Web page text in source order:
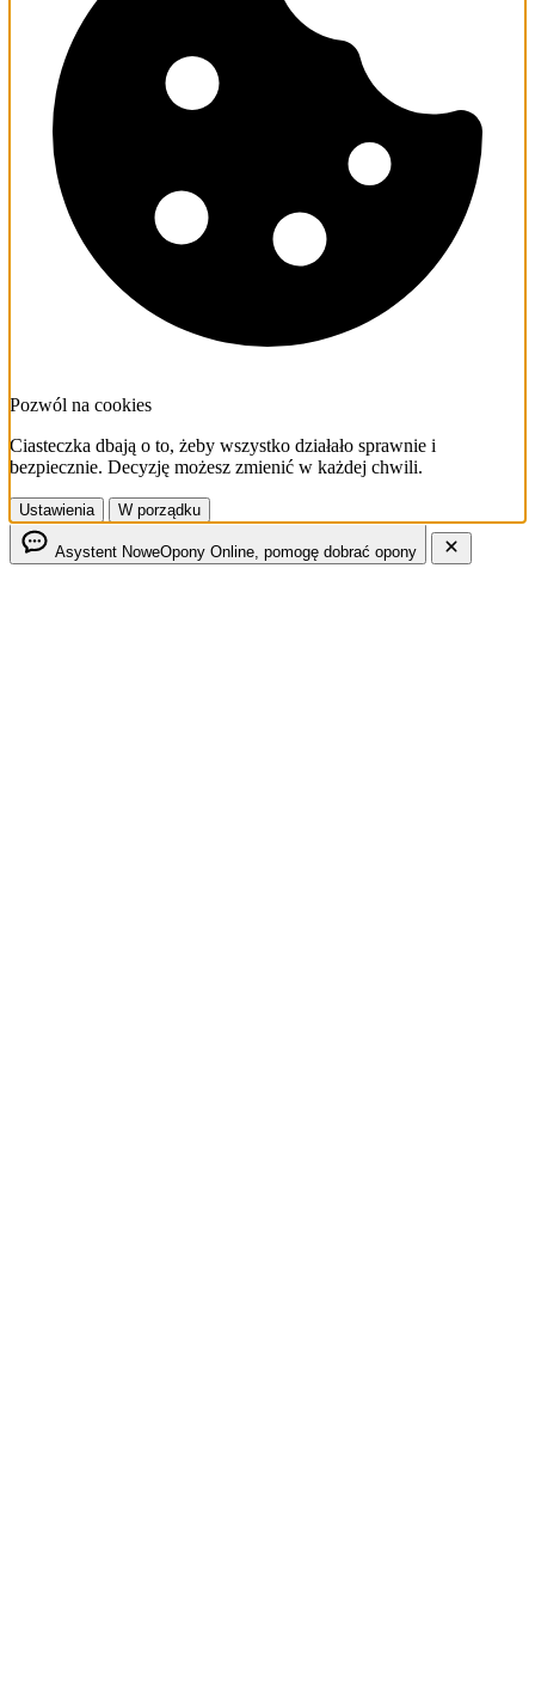
Pozwól na cookies
Ciasteczka dbają o to, żeby wszystko działało sprawnie i
bezpiecznie. Decyzję możesz zmienić w każdej chwili.
Ustawienia W porządku
Asystent NoweOpony Online, pomogę dobrać opony